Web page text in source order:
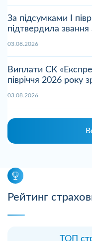
За підсумками І
підтвердила
03.08.2026
Виплати СК
півріччя 2026 року
03.08.2026
Рейтинг
ТОП